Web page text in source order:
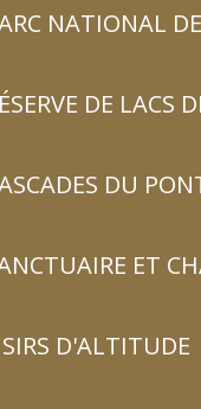
NATIONAL
DE LACS
DU
ET
D'ALTITUDE
Perce
Luz-